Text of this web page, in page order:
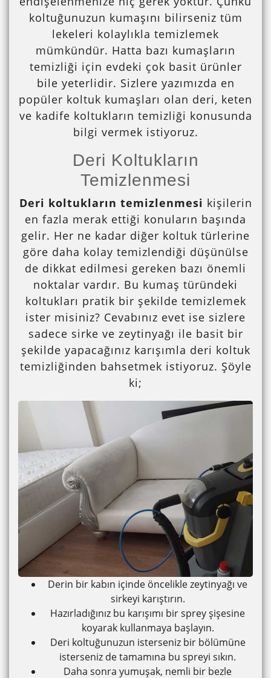
koltuğunuzun kumaşını bilirseniz tüm
lekeleri kolaylıkla temizlemek
mümkündür. Hatta bazı kumaşların
temizliği için evdeki çok basit ürünler
bile yeterlidir. Sizlere yazımızda en
popüler koltuk kumaşları olan deri, keten
ve kadife koltukların temizliği konusunda
bilgi vermek istiyoruz.
Deri Koltukların
Temizlenmesi
Deri koltukların temizlenmesi kişilerin
en fazla merak ettiği konuların başında
gelir. Her ne kadar diğer koltuk türlerine
göre daha kolay temizlendiği düşünülse
de dikkat edilmesi gereken bazı önemli
noktalar vardır. Bu kumaş türündeki
koltukları pratik bir şekilde temizlemek
ister misiniz? Cevabınız evet ise sizlere
sadece sirke ve zeytinyağı ile basit bir
şekilde yapacağınız karışımla deri koltuk
temizliğinden bahsetmek istiyoruz. Şöyle
ki;
Derin bir kabın içinde öncelikle zeytinyağı ve
sirkeyi karıştırın.
Hazırladığınız bu karışımı bir sprey şişesine
koyarak kullanmaya başlayın.
Deri koltuğunuzun isterseniz bir bölümüne
isterseniz de tamamına bu spreyi sıkın.
Daha sonra yumuşak, nemli bir bezle